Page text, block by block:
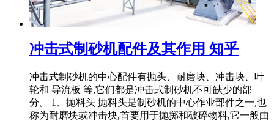
冲击式制砂机配件及其作用 知乎
冲击式制砂机的中心配件有抛头、耐磨块、冲击块、叶
轮和 导流板 等,它们都是冲击式制砂机不可缺少的部
分。 1、抛料头 抛料头是制砂机的中心作业部件之一,也
称为耐磨块或冲击块,首要用于抛掷和破碎物料,它一般由